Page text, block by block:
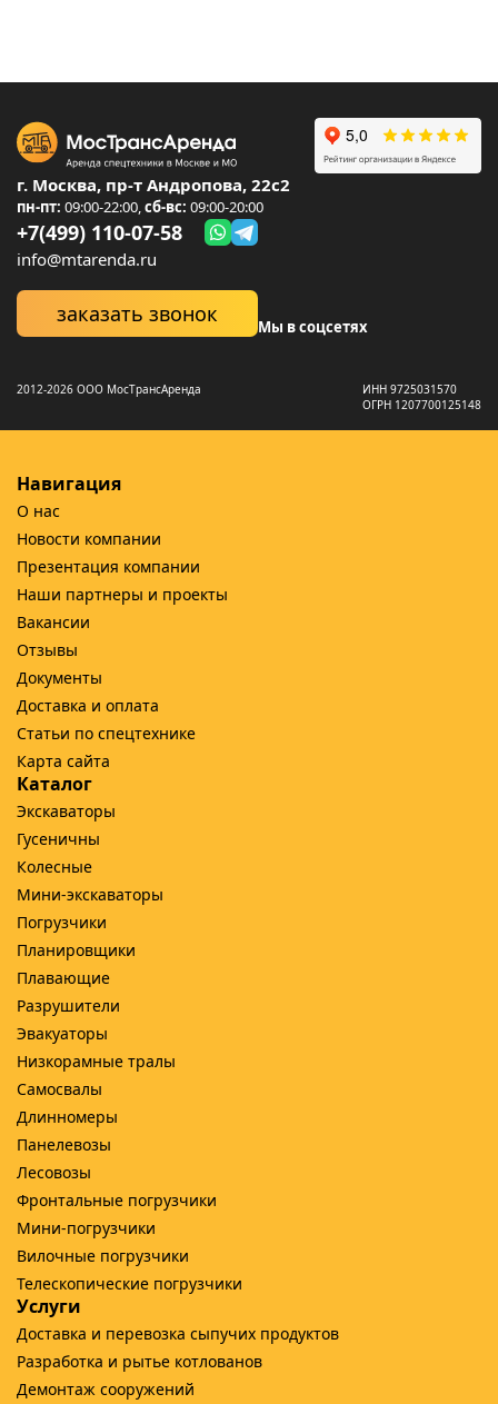
г. Москва, пр-т Андропова, 22с2
пн-пт: 09:00-22:00, сб-вс: 09:00-20:00
+7(499) 110-07-58
info@mtarenda.ru
заказать звонок Мы в соцсетях
2012-2026 ООО МосТрансАренда
ИНН 9725031570
ОГРН 1207700125148
Навигация
О нас
Новости компании
Презентация компании
Наши партнеры и проекты
Вакансии
Отзывы
Документы
Доставка и оплата
Статьи по спецтехнике
Карта сайта
Каталог
Экскаваторы
Гусеничны
Колесные
Мини-экскаваторы
Погрузчики
Планировщики
Плавающие
Разрушители
Эвакуаторы
Низкорамные тралы
Самосвалы
Длинномеры
Панелевозы
Лесовозы
Фронтальные погрузчики
Мини-погрузчики
Вилочные погрузчики
Телескопические погрузчики
Услуги
Доставка и перевозка сыпучих продуктов
Разработка и рытье котлованов
Демонтаж сооружений